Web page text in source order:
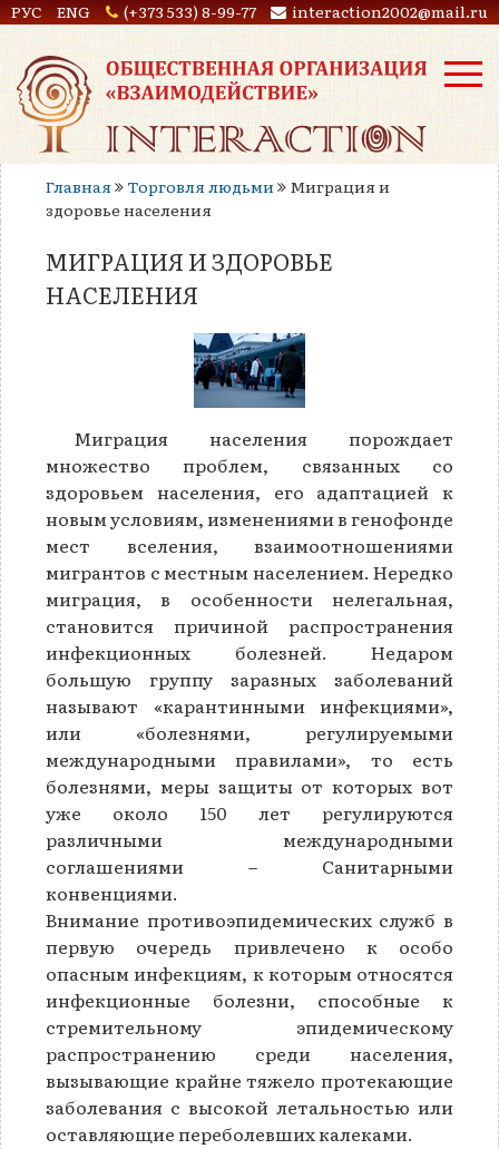
РУС ENG (+373 533) 8-99-77 interaction2002@mail.ru
Главная Торговля людьми
Миграция и
здоровье населения
МИГРАЦИЯ И ЗДОРОВЬЕ
НАСЕЛЕНИЯ
Миграция населения порождает
множество проблем, связанных со
здоровьем населения, его адаптацией к
новым условиям, изменениями в генофонде
мест вселения, взаимоотношениями
мигрантов с местным населением. Нередко
миграция, в особенности нелегальная,
становится причиной распространения
инфекционных болезней. Недаром
большую группу заразных заболеваний
называют «карантинными инфекциями»,
или «болезнями, регулируемыми
международными правилами», то есть
болезнями, меры защиты от которых вот
уже около 150 лет регулируются
различными международными
соглашениями – Санитарными
конвенциями.
Внимание противоэпидемических служб в
первую очередь привлечено к особо
опасным инфекциям, к которым относятся
инфекционные болезни, способные к
стремительному эпидемическому
распространению среди населения,
вызывающие крайне тяжело протекающие
заболевания с высокой летальностью или
оставляющие переболевших калеками.